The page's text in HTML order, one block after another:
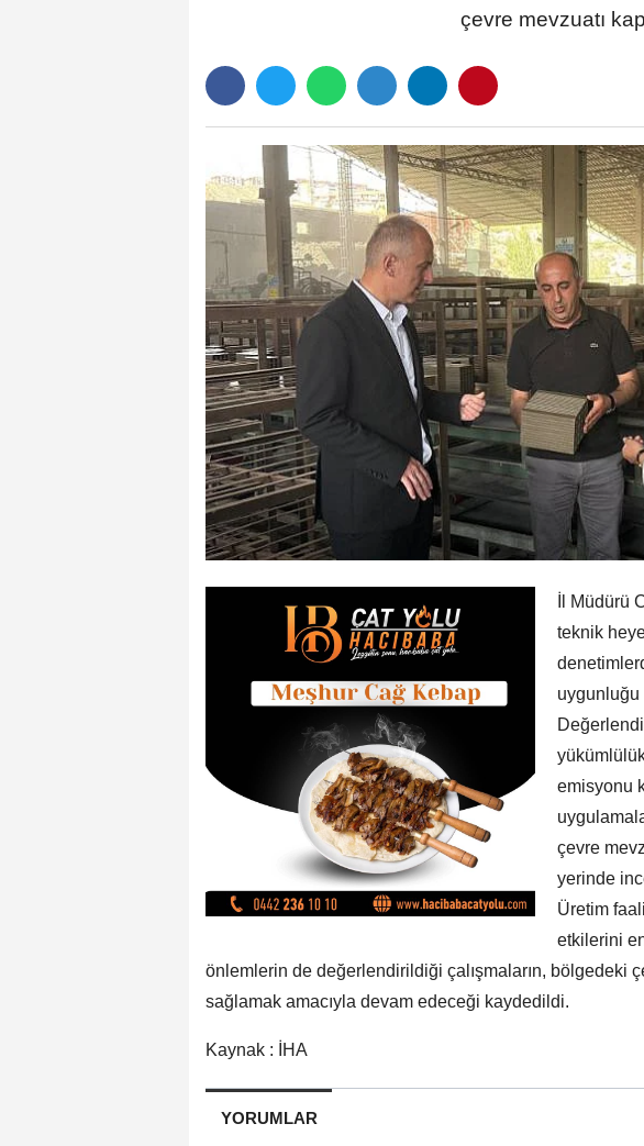
çevre mevzuatı
İl Müdürü
teknik
uygunluğu
emisyonu
çevre
yerinde
Üretim
etkilerini
önlemlerin de değerlendirildiği çalışmaların, bölgedeki
sağlamak amacıyla devam edeceği kaydedildi.
Kaynak : İHA
YORUMLAR